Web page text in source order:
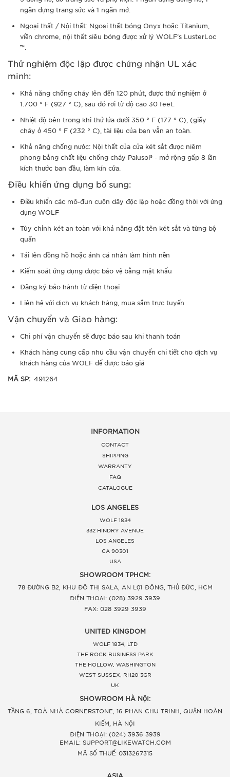
ngăn đựng trang sức và 1 ngăn mở.
Ngoại thất / Nội thất: Ngoại thất bóng Onyx hoặc Titanium,
viền chrome, nội thất siêu bóng được xử lý WOLF’s LusterLoc
™.
Thử nghiệm độc lập được chứng nhận UL xác
minh:
Khả năng chống cháy lên đến 120 phút, được thử nghiệm ở
1.700 ° F (927 ° C), sau đó rơi từ độ cao 30 feet.
Nhiệt độ bên trong khi thử lửa dưới 350 ° F (177 ° C), (giấy
cháy ở 450 ° F (232 ° C), tài liệu của bạn vẫn an toàn.
Khả năng chống nước: Nội thất của cửa két sắt được niêm
phong bằng chất liệu chống cháy Palusol® - mở rộng gấp 8 lần
kích thước ban đầu, làm kín cửa.
Điều khiển ứng dụng bổ sung:
Điều khiển các mô-đun cuộn dây độc lập hoặc đồng thời với ứng
dụng WOLF
Tùy chỉnh két an toàn với khả năng đặt tên két sắt và từng bộ
quấn
Tải lên đồng hồ hoặc ảnh cá nhân làm hình nền
Kiểm soát ứng dụng được bảo vệ bằng mật khẩu
Đăng ký bảo hành từ điện thoại
Liên hệ với dịch vụ khách hàng, mua sắm trực tuyến
Vận chuyển và Giao hàng:
Chi phí vận chuyển sẽ được báo sau khi thanh toán
Khách hàng cung cấp nhu cầu vận chuyển chi tiết cho dịch vụ
khách hàng của WOLF để được báo giá
MÃ SP: 491264
INFORMATION
CONTACT
SHIPPING
WARRANTY
FAQ
CATALOGUE
LOS ANGELES
WOLF 1834
332 HINDRY AVENUE
LOS ANGELES
CA 90301
USA
SHOWROOM TPHCM:
78 ĐƯỜNG B2, KHU ĐÔ THỊ SALA, AN LỢI ĐÔNG, THỦ ĐỨC, HCM
ĐIỆN THOẠI: (028) 3929 3939
FAX: 028 3929 3939
UNITED KINGDOM
WOLF 1834, LTD
THE ROCK BUSINESS PARK
THE HOLLOW, WASHINGTON
WEST SUSSEX, RH20 3GR
UK
SHOWROOM HÀ NỘI:
TẦNG 6, TOÀ NHÀ CORNERSTONE, 16 PHAN CHU TRINH, QUẬN HOÀN
KIẾM, HÀ NỘI
ĐIỆN THOẠI: (024) 3936 3939
EMAIL: SUPPORT@LIKEWATCH.COM
MÃ SỐ THUẾ: 0313267315